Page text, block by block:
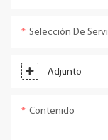
Selección De
Adjunto
Contenido